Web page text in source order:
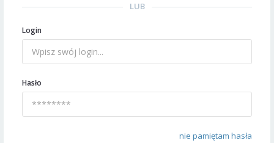
LUB
Login
Hasło
nie pamiętam hasła